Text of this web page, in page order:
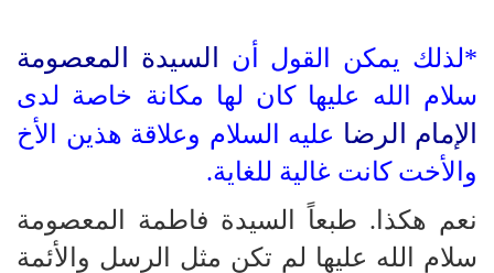
*لذلك يمكن القول أن السيدة المعصومة
سلام الله عليها كان لها مكانة خاصة لدى
الإمام الرضا عليه السلام وعلاقة هذين الأخ
والأخت كانت غالية للغاية.
نعم هكذا. طبعاً السيدة فاطمة المعصومة
سلام الله عليها لم تكن مثل الرسل والأئمة